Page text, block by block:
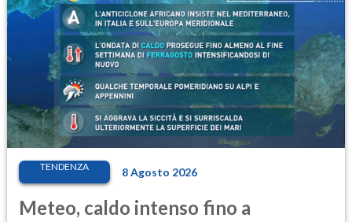
TENDENZA 8 Agosto 2026
Meteo, caldo intenso fino a